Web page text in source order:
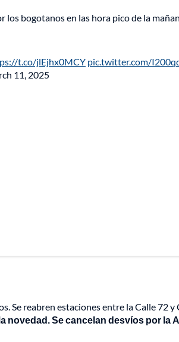
bogotanos en las hora pico de la
t.co/jlEjhx0MCY pic.twitter.com/
11, 2025
Se reabren estaciones entre la Calle 72 y
novedad. Se cancelan desvíos por la